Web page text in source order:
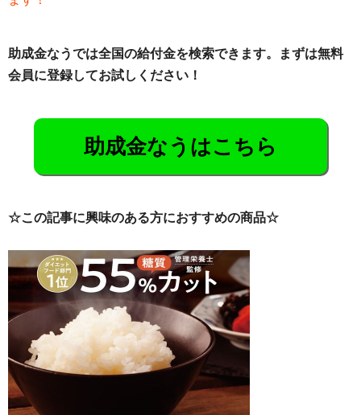
助成金なうでは全国の給付金を検索できます。まずは無料
会員に登録してお試しください！
助成金なうはこちら
☆この記事に興味のある方におすすめの商品☆